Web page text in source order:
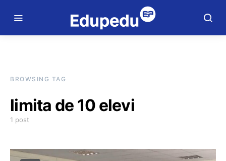
BROWSING TAG
limita de 10 elevi
1 post